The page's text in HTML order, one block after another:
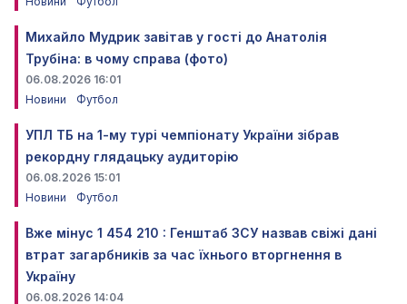
Михайло Мудрик завітав у гості до Анатолія
Трубіна: в чому справа (фото)
06.08.2026 16:01
Новини
Футбол
УПЛ ТБ на 1-му турі чемпіонату України зібрав
рекордну глядацьку аудиторію
06.08.2026 15:01
Новини
Футбол
Вже мінус 1 454 210 : Генштаб ЗСУ назвав свіжі дані
втрат загарбників за час їхнього вторгнення в
Україну
06.08.2026 14:04